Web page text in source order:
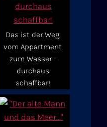
Das ist der Weg
vom Appartment
zum Wasser -
durchaus
schaffbar!